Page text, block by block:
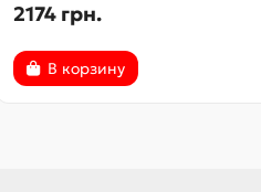
2174 грн.
В корзину